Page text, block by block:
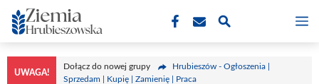
Przejdź
do
treści
UWAGA!
Dołącz do nowej grupy
Hrubieszów - Ogłoszenia |
Sprzedam | Kupię | Zamienię | Praca